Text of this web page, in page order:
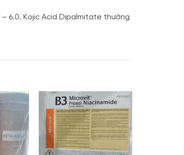
6.0. Kojic Acid Dipalmitate thường